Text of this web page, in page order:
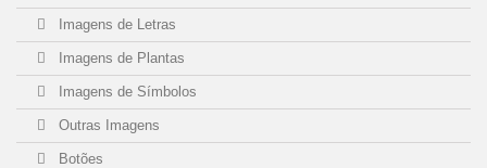
Imagens de Letras
Imagens de Plantas
Imagens de Símbolos
Outras Imagens
Botões